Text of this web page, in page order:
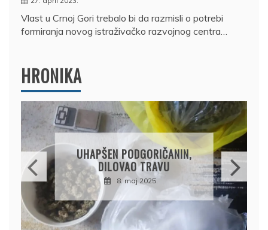
Vlast u Crnoj Gori trebalo bi da razmisli o potrebi
formiranja novog istraživačko razvojnog centra…
HRONIKA
DRŽAVLJANIN RUSIJE
OSUMNJIČEN DA JE
PRODAO TUĐI BMW,
DRŽAVU NAPUSTIO
BRODOM
12. februar 2025.